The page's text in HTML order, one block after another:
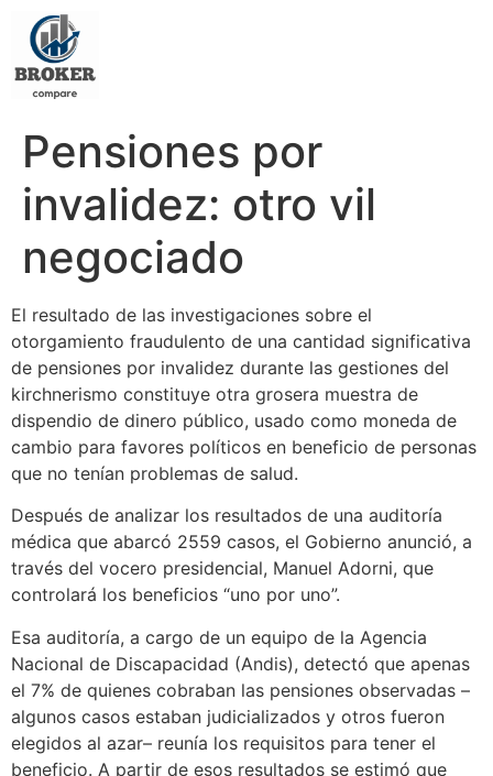
Pensiones por
invalidez: otro vil
negociado
El resultado de las investigaciones sobre el
otorgamiento fraudulento de una cantidad significativa
de pensiones por invalidez durante las gestiones del
kirchnerismo constituye otra grosera muestra de
dispendio de dinero público, usado como moneda de
cambio para favores políticos en beneficio de personas
que no tenían problemas de salud.
Después de analizar los resultados de una auditoría
médica que abarcó 2559 casos, el Gobierno anunció, a
través del vocero presidencial, Manuel Adorni, que
controlará los beneficios “uno por uno”.
Esa auditoría, a cargo de un equipo de la Agencia
Nacional de Discapacidad (Andis), detectó que apenas
el 7% de quienes cobraban las pensiones observadas –
algunos casos estaban judicializados y otros fueron
elegidos al azar– reunía los requisitos para tener el
beneficio. A partir de esos resultados se estimó que